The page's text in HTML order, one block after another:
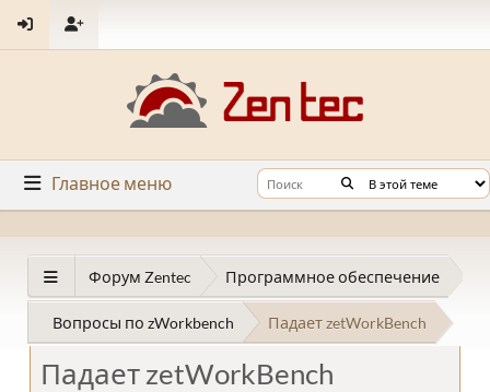
Главное меню
Форум Zentec Программное обеспечение
Вопросы по zWorkbench Падает zetWorkBench
Падает zetWorkBench